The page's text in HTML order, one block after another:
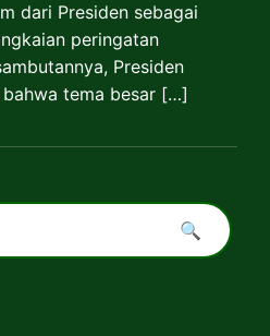
dari Presiden sebagai
peringatan
Presiden
tema besar […]
🔍